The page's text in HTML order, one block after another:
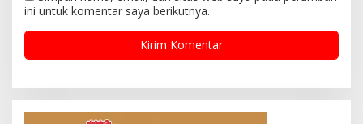
ini untuk komentar saya berikutnya.